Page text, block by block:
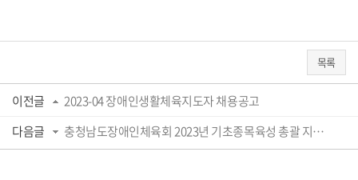
목록
이전글
2023-04 장애인생활체육지도자 채용공고
다음글
충청남도장애인체육회 2023년 기초종목육성 총괄 지도자 채용 재공고